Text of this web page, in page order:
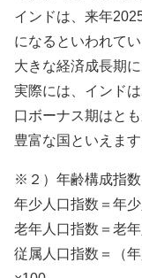
インドは、来年
になるといわれて
大きな経済成長期
実際には、インド
口ボーナス期はと
豊富な国といえます
※２）年齢構成指
年少人口指数＝年
老年人口指数＝老
従属人口指数＝（